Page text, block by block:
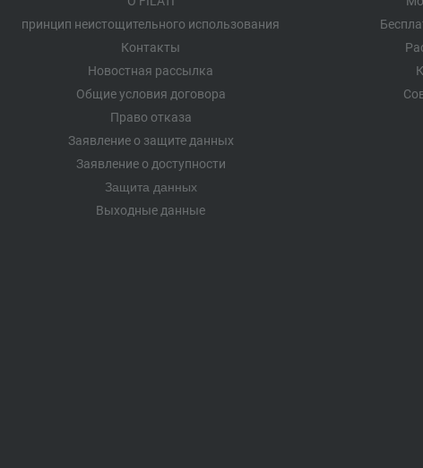
принцип неистощительного использования
Контакты
Новостная рассылка
Общие условия договора
Право отказа
Заявление о защите данных
Заявление о доступности
Защита данных
Выходные данные